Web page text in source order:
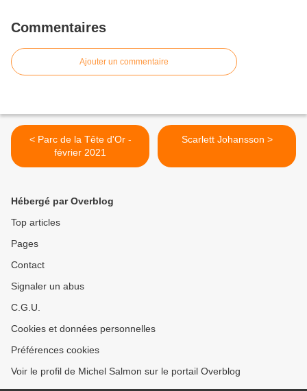
Commentaires
Ajouter un commentaire
< Parc de la Tête d'Or -
février 2021
Scarlett Johansson >
Hébergé par Overblog
Top articles
Pages
Contact
Signaler un abus
C.G.U.
Cookies et données personnelles
Préférences cookies
Voir le profil de Michel Salmon sur le portail Overblog